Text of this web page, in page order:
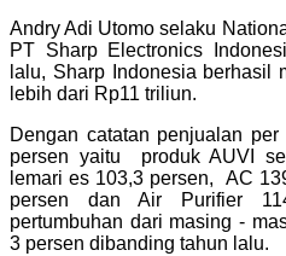
Andry Adi Utomo selaku
PT Sharp Electronics
lalu, Sharp Indonesia berhasil
lebih dari Rp11 triliun.
Dengan catatan penjualan
persen yaitu produk AUVI
lemari es 103,3 persen, AC
persen dan Air Purifier
pertumbuhan dari masing -
3 persen dibanding tahun lalu.